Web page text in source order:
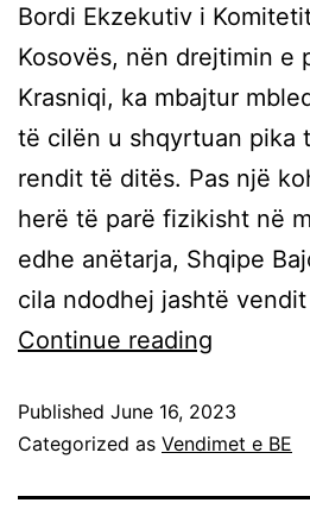
Bordi Ekzekutiv i
Kosovës, nën drejtimin e
Krasniqi, ka mbajtur
të cilën u shqyrtuan pika
rendit të ditës. Pas një
herë të parë fizikisht në
edhe anëtarja, Shqipe
cila ndodhej jashtë
Continue reading
Published June 16, 2023
Categorized as Vendimet e BE